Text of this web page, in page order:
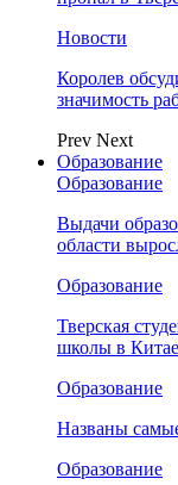
Новости
Королев
значимость
Prev Next
Образование
Образование
Выдачи
области
Образование
Тверская
школы в Китае
Образование
Названы
Образование